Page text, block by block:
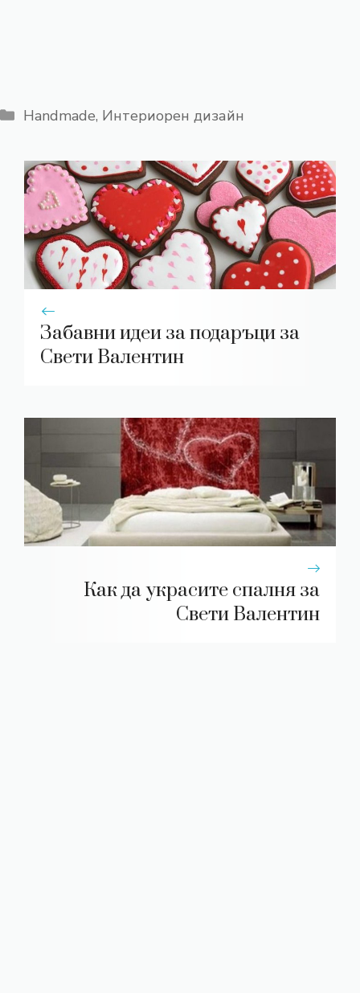
Категории
Handmade, Интериорен дизайн
Забавни идеи за подаръци за
Свети Валентин
Как да украсите спалня за
Свети Валентин